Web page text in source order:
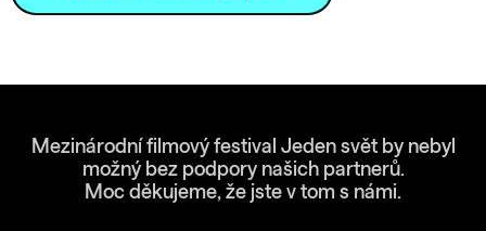
Mezinárodní filmový festival Jeden svět by nebyl
možný bez podpory našich partnerů.
Moc děkujeme, že jste v tom s námi.